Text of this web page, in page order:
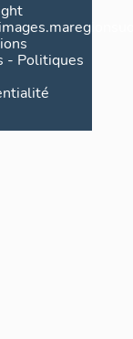
- Politiques